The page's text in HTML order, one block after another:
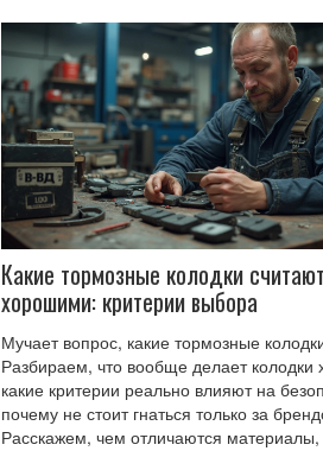
и опытных владельцев. Материал
на что реально стоит обратить
началом тюнинга.
Какие тормозные колодки
хорошими: критерии выбора
Мучает вопрос, какие тормозные
Разбираем, что вообще делает
какие критерии реально влияют на
почему не стоит гнаться только за
Расскажем, чем отличаются материалы,